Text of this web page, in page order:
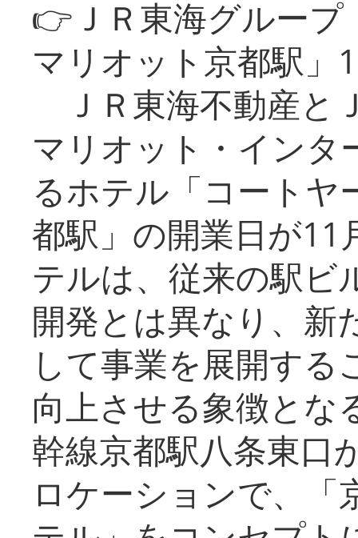
👉ＪＲ東海グルー
マリオット京都駅」
ＪＲ東海不動産と
マリオット・インタ
るホテル「コートヤ
都駅」の開業日が11
テルは、従来の駅ビ
開発とは異なり、新
して事業を展開する
向上させる象徴とな
幹線京都駅八条東口
ロケーションで、「